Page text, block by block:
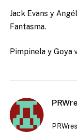
Jack Evans y
Fantasma.
Pimpinela y Goya